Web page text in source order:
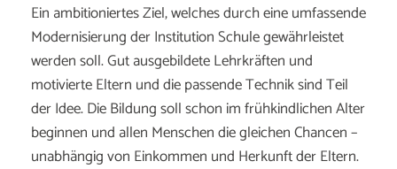
Ein ambitioniertes Ziel, welches durch eine umfassende
Modernisierung der Institution Schule gewährleistet
werden soll. Gut ausgebildete Lehrkräften und
motivierte Eltern und die passende Technik sind Teil
der Idee. Die Bildung soll schon im frühkindlichen Alter
beginnen und allen Menschen die gleichen Chancen –
unabhängig von Einkommen und Herkunft der Eltern.